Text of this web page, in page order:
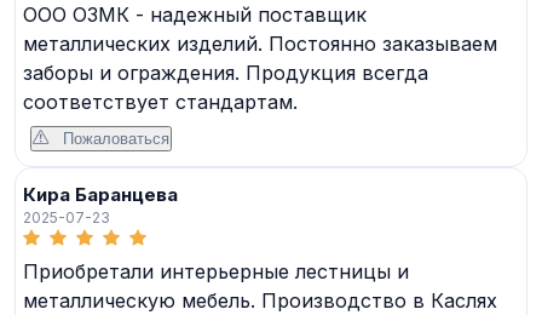
ООО ОЗМК - надежный поставщик
металлических изделий. Постоянно заказываем
заборы и ограждения. Продукция всегда
соответствует стандартам.
Пожаловаться
Кира Баранцева
2025-07-23
Приобретали интерьерные лестницы и
металлическую мебель. Производство в Каслях